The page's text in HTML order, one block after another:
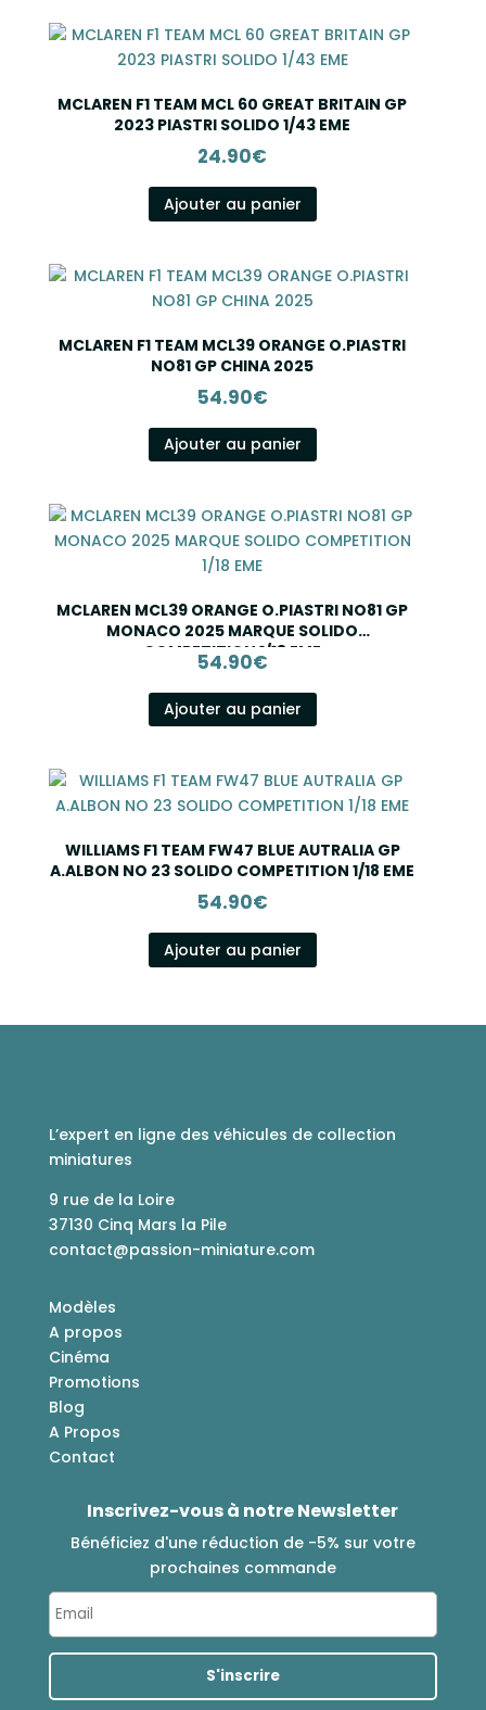
MCLAREN F1 TEAM MCL 60 GREAT BRITAIN GP
2023 PIASTRI SOLIDO 1/43 EME
24.90€
Ajouter au panier
MCLAREN F1 TEAM MCL39 ORANGE O.PIASTRI
NO81 GP CHINA 2025
54.90€
Ajouter au panier
MCLAREN MCL39 ORANGE O.PIASTRI NO81 GP
MONACO 2025 MARQUE SOLIDO
COMPETITION 1/18 EME
54.90€
Ajouter au panier
WILLIAMS F1 TEAM FW47 BLUE AUTRALIA GP
A.ALBON NO 23 SOLIDO COMPETITION 1/18 EME
54.90€
Ajouter au panier
L’expert en ligne des véhicules de collection
miniatures
9 rue de la Loire
37130 Cinq Mars la Pile
contact@passion-miniature.com
Modèles
A propos
Cinéma
Promotions
Blog
A Propos
Contact
Inscrivez-vous à notre Newsletter
Bénéficiez d'une réduction de -5% sur votre
prochaines commande